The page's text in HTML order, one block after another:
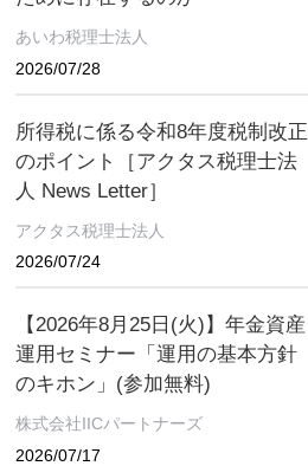
あいわ税理士法人
2026/07/28
所得税に係る令和8年度税制改正
のポイント［アクタス税理士法
人 News Letter］
アクタス税理士法人
2026/07/24
【2026年8月25日(火)】年金資産
運用セミナー「運用の基本方針
のキホン」(参加無料)
株式会社IICパートナーズ
2026/07/17